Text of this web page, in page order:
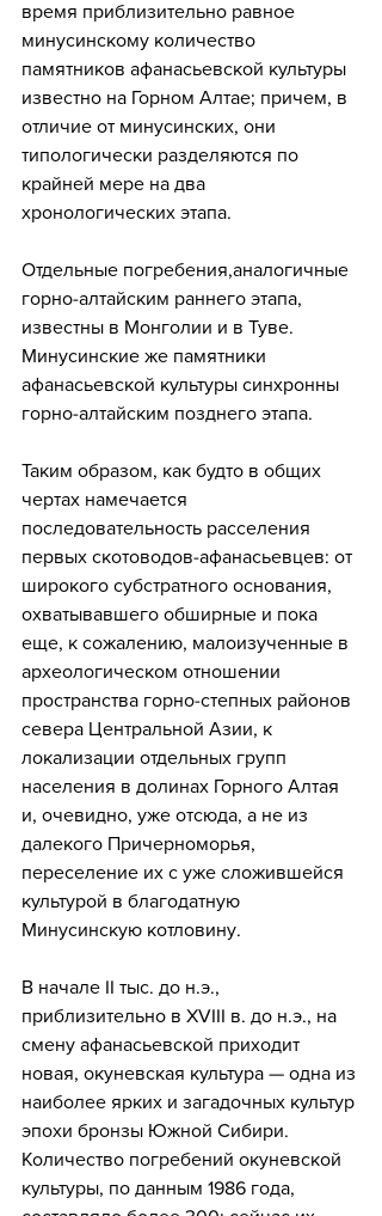
время приблизительно равное
минусинскому количество
памятников афанасьевской культуры
известно на Горном Алтае; причем, в
отличие от минусинских, они
типологически разделяются по
крайней мере на два
хронологических этапа.
Отдельные погребения,аналогичные
горно-алтайским раннего этапа,
известны в Монголии и в Туве.
Минусинские же памятники
афанасьевской культуры синхронны
горно-алтайским позднего этапа.
Таким образом, как будто в общих
чертах намечается
последовательность расселения
первых скотоводов-афанасьевцев: от
широкого субстратного основания,
охватывавшего обширные и пока
еще, к сожалению, малоизученные в
археологическом отношении
пространства горно-степных районов
севера Центральной Азии, к
локализации отдельных групп
населения в долинах Горного Алтая
и, очевидно, уже отсюда, а не из
далекого Причерноморья,
переселение их с уже сложившейся
культурой в благодатную
Минусинскую котловину.
В начале II тыс. до н.э.,
приблизительно в XVIII в. до н.э., на
смену афанасьевской приходит
новая, окуневская культура — одна из
наиболее ярких и загадочных культур
эпохи бронзы Южной Сибири.
Количество погребений окуневской
культуры, по данным 1986 года,